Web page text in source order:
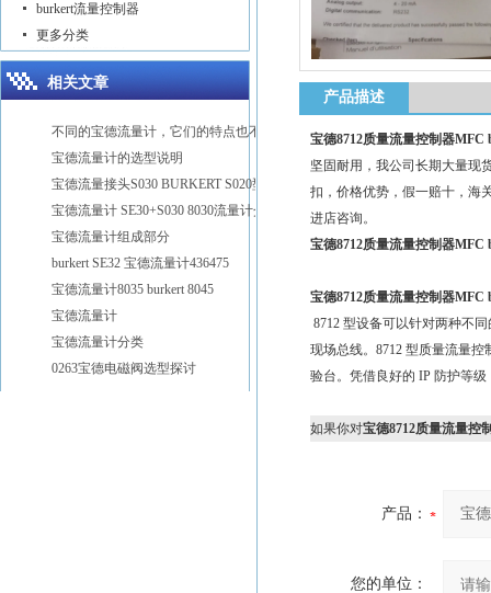
产品描述
宝德8712质量流量控制器MFC
坚固耐用，我公司长期大量现
扣，价格优势，假一赔十，海
进店咨询。
宝德8712质量流量控制器MFC
宝德8712质量流量控制器MFC
8712 型设备可以针对两种不
现场总线。8712 型质量流量
验台。凭借良好的 IP 防护等
如果你对宝德8712质量流量控
产品：
您的单位：
burkert流量控制器
更多分类
相关文章
不同的宝德流量计，它们的特点也不同
宝德流量计的选型说明
宝德流量接头S030 BURKERT S020型号
宝德流量计 SE30+S030 8030流量计介绍
宝德流量计组成部分
burkert SE32 宝德流量计436475
宝德流量计8035 burkert 8045
宝德流量计
宝德流量计分类
0263宝德电磁阀选型探讨